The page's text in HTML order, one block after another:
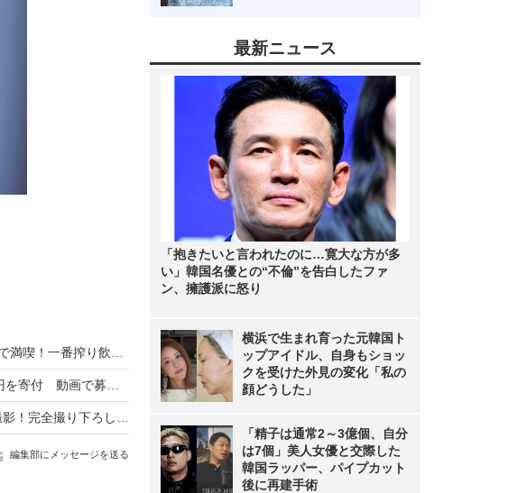
編集部にメッセージを送る
最新ニュース
「抱きたいと言われたのに…寛大な方が多
い」韓国名優との“不倫”を告白したファ
ン、擁護派に怒り
横浜で生まれ育った元韓国ト
ップアイドル、自身もショッ
クを受けた外見の変化「私の
顔どうした」
「精子は通常2～3億個、自分
は7個」美人女優と交際した
韓国ラッパー、パイプカット
後に再建手術